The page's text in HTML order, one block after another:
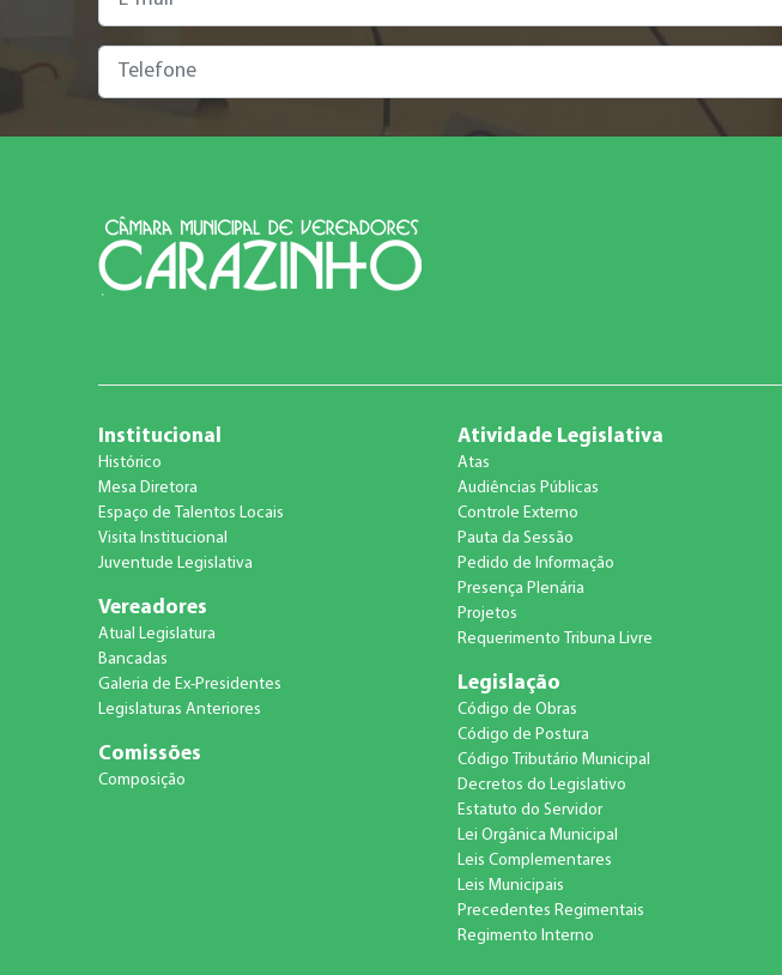
Institucional
Histórico
Mesa Diretora
Espaço de Talentos Locais
Visita Institucional
Juventude Legislativa
Vereadores
Atual Legislatura
Bancadas
Galeria de Ex-Presidentes
Legislaturas Anteriores
Comissões
Composição
Atividade Legislativa
Atas
Audiências Públicas
Controle Externo
Pauta da Sessão
Pedido de Informação
Presença Plenária
Projetos
Requerimento Tribuna Livre
Legislação
Código de Obras
Código de Postura
Código Tributário Municipal
Decretos do Legislativo
Estatuto do Servidor
Lei Orgânica Municipal
Leis Complementares
Leis Municipais
Precedentes Regimentais
Regimento Interno